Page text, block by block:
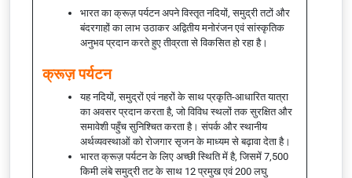
भारत का क्रूज़ पर्यटन अपने विस्तृत नदियों, समुद्री तटों और
बंदरगाहों का लाभ उठाकर अद्वितीय मनोरंजन एवं सांस्कृतिक
अनुभव प्रदान करते हुए तीव्रता से विकसित हो रहा है।
क्रूज़ पर्यटन
यह नदियों, समुद्रों एवं नहरों के साथ प्रकृति-आधारित यात्रा
का अवसर प्रदान करता है, जो विविध स्थलों तक सुरक्षित और
समावेशी पहुँच सुनिश्चित करता है। संपर्क और स्थानीय
अर्थव्यवस्थाओं को रोजगार सृजन के माध्यम से बढ़ावा देता है।
भारत क्रूज़ पर्यटन के लिए अच्छी स्थिति में है, जिसमें 7,500
किमी लंबे समुद्री तट के साथ 12 प्रमुख एवं 200 लघु